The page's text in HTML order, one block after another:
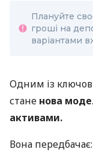
Плануйте
гроші на
варіантами
Одним із
стане нова
активами.
Вона передбачає: